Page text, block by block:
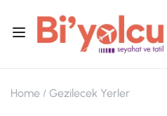
Home Gezilecek Yerler